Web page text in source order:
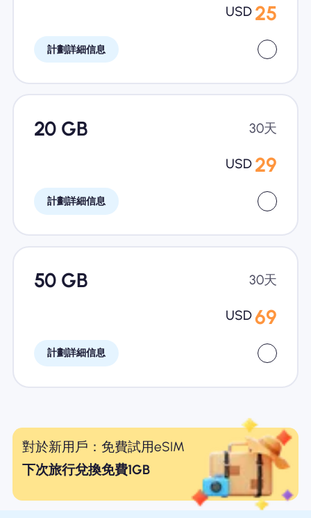
USD 25
計劃詳細信息
20 GB 30天
USD 29
計劃詳細信息
50 GB 30天
USD 69
計劃詳細信息
對於新用戶：免費試用eSIM
下次旅行兌換免費1GB